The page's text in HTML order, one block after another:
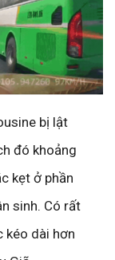
bị lật
đó khoảng
kẹt ở phần
sinh. Có rất
kéo dài hơn